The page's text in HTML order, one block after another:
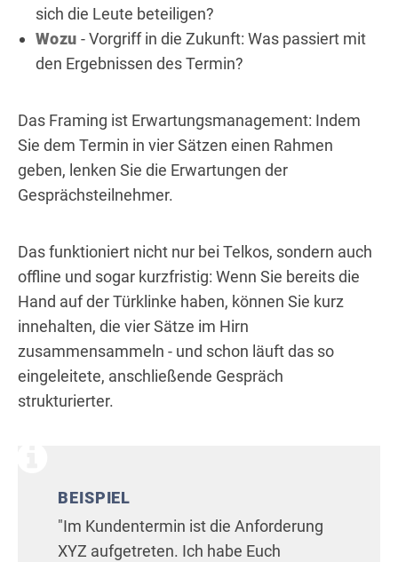
sich die Leute beteiligen?
Wozu - Vorgriff in die Zukunft: Was passiert mit
den Ergebnissen des Termin?
Das Framing ist Erwartungsmanagement: Indem
Sie dem Termin in vier Sätzen einen Rahmen
geben, lenken Sie die Erwartungen der
Gesprächsteilnehmer.
Das funktioniert nicht nur bei Telkos, sondern auch
offline und sogar kurzfristig: Wenn Sie bereits die
Hand auf der Türklinke haben, können Sie kurz
innehalten, die vier Sätze im Hirn
zusammensammeln - und schon läuft das so
eingeleitete, anschließende Gespräch
strukturierter.
BEISPIEL
"Im Kundentermin ist die Anforderung
XYZ aufgetreten. Ich habe Euch